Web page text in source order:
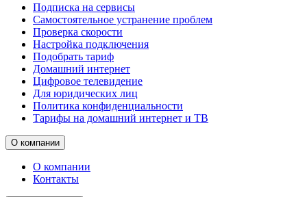
Подписка на сервисы
Самостоятельное устранение проблем
Проверка скорости
Настройка подключения
Подобрать тариф
Домашний интернет
Цифровое телевидение
Для юридических лиц
Политика конфиденциальности
Тарифы на домашний интернет и ТВ
О компании
О компании
Контакты